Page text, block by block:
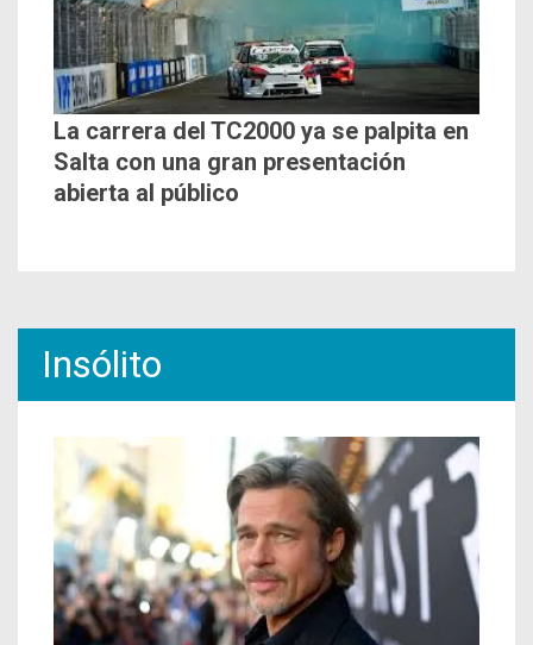
La carrera del TC2000 ya se palpita en
Salta con una gran presentación
abierta al público
Insólito